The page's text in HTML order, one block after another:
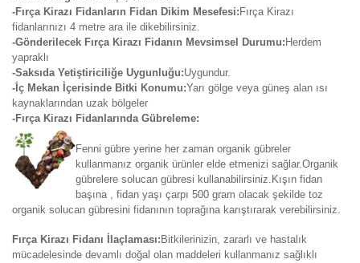
-Fırça Kirazı Fidanların Fidan Dikim Mesefesi: Fırça Kirazı
fidanlarınızı 4 metre ara ile dikebilirsiniz.
-Gönderilecek Fırça Kirazı Fidanın Mevsimsel Durumu: Herdem
yapraklı
-Saksıda Yetiştiriciliğe Uygunluğu:Uygundur.
-İç Mekan İçerisinde Bitki Konumu:Yarı gölge veya güneş alan ısı
kaynaklarından uzak bölgeler
-Fırça Kirazı Fidanlarında Gübreleme:
Fenni gübre yerine her zaman organik gübreler
kullanmanız organik ürünler elde etmenizi sağlar.Organik
gübrelere solucan gübresi kullanabilirsiniz.Kışın fidan
başına , fidan yaşı çarpı 500 gram olacak şekilde toz
organik solucan gübresini fidanının toprağına karıştırarak verebilirsiniz.
Fırça Kirazı Fidanı İlaçlaması: Bitkilerinizin, zararlı ve hastalık
mücadelesinde devamlı doğal olan maddeleri kullanmanız sağlıklı